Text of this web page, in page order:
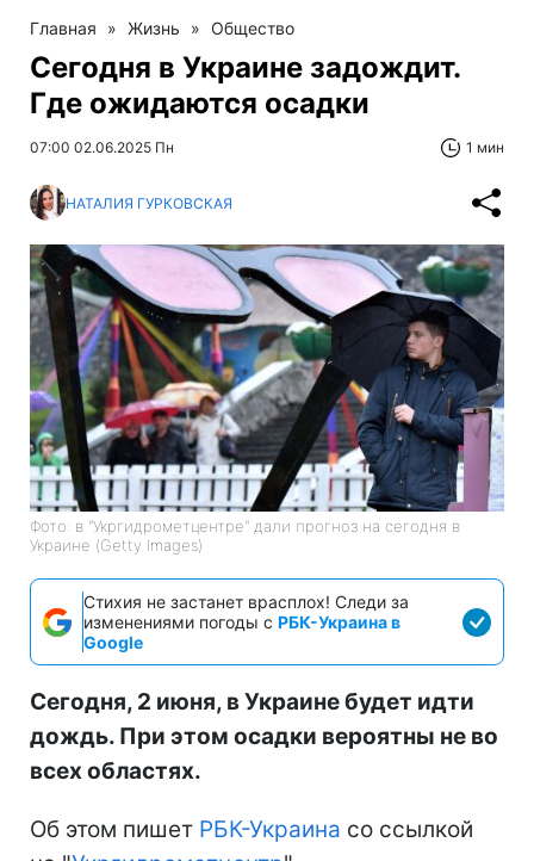
Главная » Жизнь » Общество
Сегодня в Украине задождит.
Где ожидаются осадки
07:00 02.06.2025 Пн 1 мин
НАТАЛИЯ ГУРКОВСКАЯ
Фото: в "Укргидрометцентре" дали прогноз на сегодня в
Украине (Getty Images)
Стихия не застанет врасплох! Следи за
изменениями погоды с РБК-Украина в
Google
Сегодня, 2 июня, в Украине будет идти
дождь. При этом осадки вероятны не во
всех областях.
Об этом пишет РБК-Украина со ссылкой